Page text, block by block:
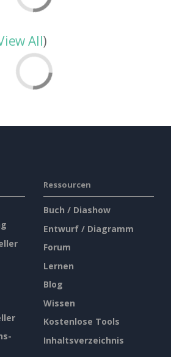
All)
Ressourcen
Buch / Diashow
Entwurf / Diagramm
Forum
Lernen
Blog
Wissen
Kostenlose Tools
Inhaltsverzeichnis